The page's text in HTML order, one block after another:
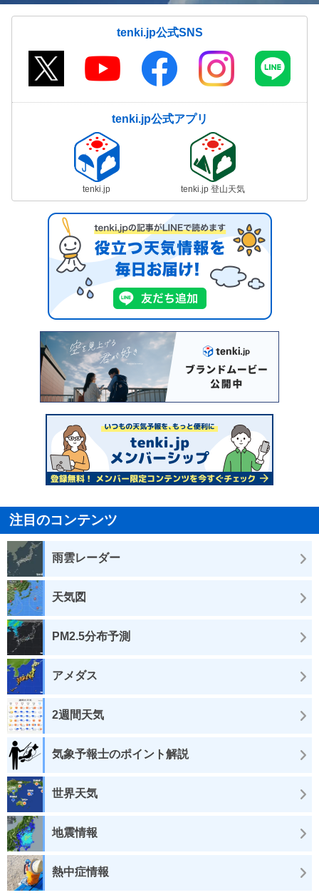
tenki.jp公式SNS
tenki.jp公式アプリ
tenki.jp tenki.jp 登山天気
注目のコンテンツ
雨雲レーダー
天気図
PM2.5分布予測
アメダス
2週間天気
気象予報士のポイント解説
世界天気
地震情報
熱中症情報